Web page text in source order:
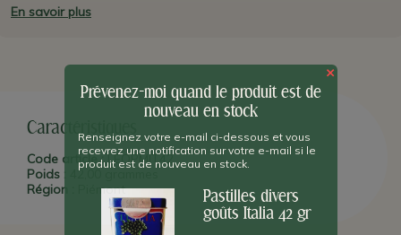
En savoir plus
Caractéristiques
Code article : LEOPMIT42
Poids :
42,00 grammes
Région :
Piémont
×
Prévenez-moi quand le produit est de
nouveau en stock
Renseignez votre e-mail ci-dessous et vous
recevrez une notification sur votre e-mail si le
produit est de nouveau en stock.
Pastilles divers
goûts Italia 42 gr